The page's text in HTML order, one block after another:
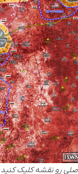
رو نقشه کلیک کنید